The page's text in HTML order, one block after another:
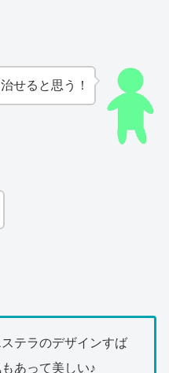
せると思う！
テラのデザインすば
あって美しい♪